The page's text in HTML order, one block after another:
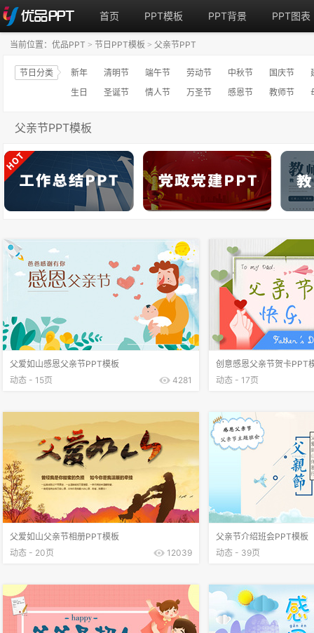
首页 PPT模板 PPT背景 PPT图表
当前位置： 优品PPT > 节日PPT模板 > 父亲节PPT
节日分类 新年 清明节 端午节 劳动节 中秋节 国庆节
生日
圣诞节 情人节 万圣节 感恩节 教师节
父亲节PPT模板
父爱如山感恩父亲节PPT模板
动态 - 15页
4281
创意感恩父亲节贺卡PPT
动态 - 17页
父爱如山父亲节相册PPT模板
动态 - 20页
12039
父亲节介绍班会PPT模板
动态 - 39页